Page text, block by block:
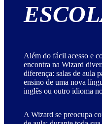
Além do fácil acesso e
encontra na Wizard
diferença: salas de aula
ensino de uma nova
inglês ou outro idioma
A Wizard se preocupa